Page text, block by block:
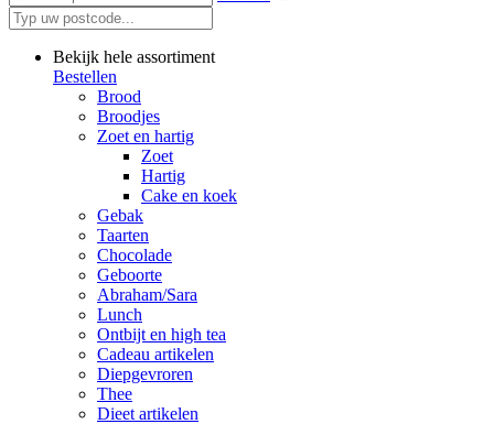
Bekijk hele assortiment
Bestellen
Brood
Broodjes
Zoet en hartig
Zoet
Hartig
Cake en koek
Gebak
Taarten
Chocolade
Geboorte
Abraham/Sara
Lunch
Ontbijt en high tea
Cadeau artikelen
Diepgevroren
Thee
Dieet artikelen